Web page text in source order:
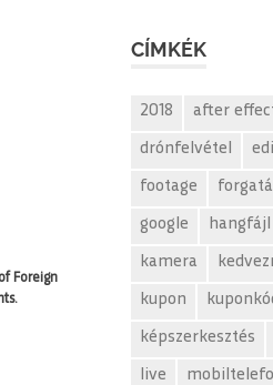
Foreign
CÍMKÉK
2018 after
drónfelvétel
footage
google hangfájl
kamera
kupon
képszerkesztés
live